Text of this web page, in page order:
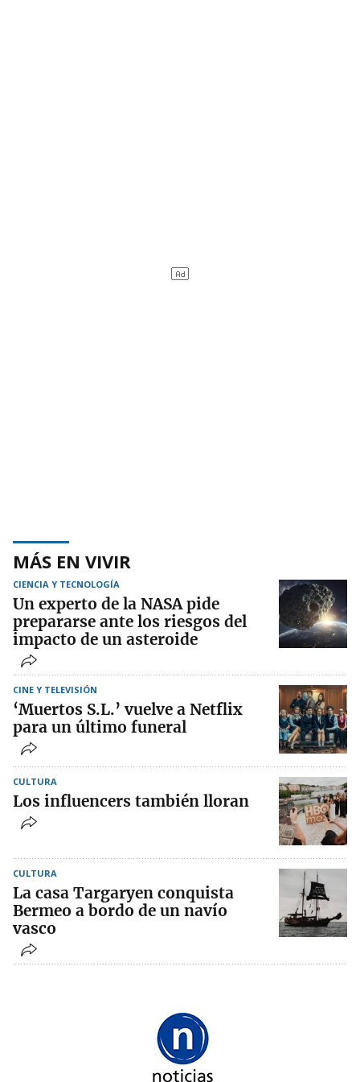
MÁS EN VIVIR
CIENCIA Y TECNOLOGÍA
Un experto de la NASA pide
prepararse ante los riesgos del
impacto de un asteroide
CINE Y TELEVISIÓN
‘Muertos S.L.’ vuelve a Netflix
para un último funeral
CULTURA
Los influencers también lloran
CULTURA
La casa Targaryen conquista
Bermeo a bordo de un navío
vasco